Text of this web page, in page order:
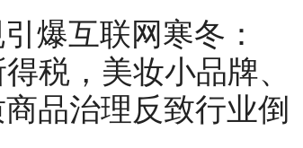
爆互联网寒冬：
税，美妆小品牌、
品治理反致行业倒